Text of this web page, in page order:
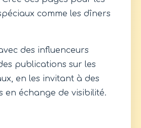
comme les dîners
des influenceurs
publications sur les
en les invitant à des
en échange de visibilité.